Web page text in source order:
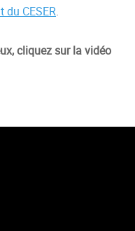
du CESER.
cliquez sur la vidéo